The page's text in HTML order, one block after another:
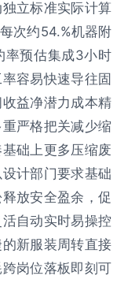
立标准实际计算
次约54.%机器附
率预估集成3小时
容易快速导往固
益净潜力成本精
严格把关减少缩
础上更多压缩废
计部门要求基础
放安全盈余，促
自动实时易操控
新服装周转直接
岗位落板即刻可